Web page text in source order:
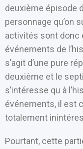
deuxième épisode
personnage qu’on
activités sont donc
événements de
s’agit d’une pure
deuxième et le
s’intéresse qu à
événements, il est
totalement
Pourtant, cette